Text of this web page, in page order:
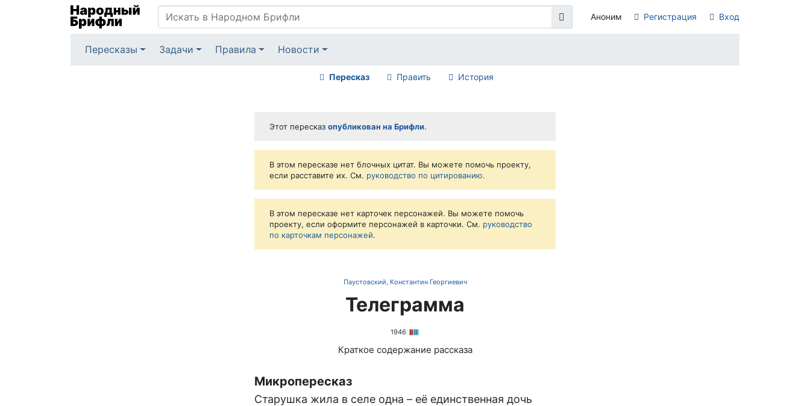
Аноним Регистрация Вход
Пересказы Задачи Правила Новости
Пересказ Править История
Этот пересказ опубликован на Брифли.
В этом пересказе нет блочных цитат. Вы можете помочь проекту,
если расставите их. См. руководство по цитированию.
В этом пересказе нет карточек персонажей. Вы можете помочь
проекту, если оформите персонажей в карточки. См. руководство
по карточкам персонажей.
Паустовский, Константин Георгиевич
Телеграмма
1946
Краткое содержание рассказа
Микропересказ
Старушка жила в селе одна – её единственная дочь